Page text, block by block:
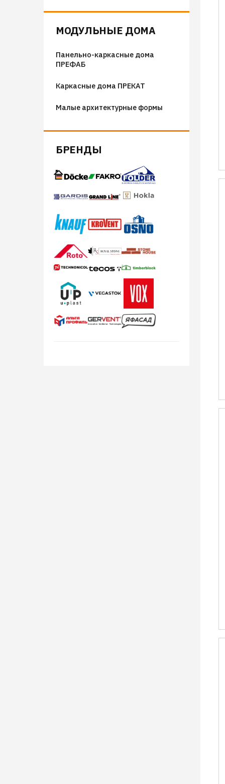
Адресные таблички, указатели,
декор
Козырьки на входные группы
МОДУЛЬНЫЕ ДОМА
Панельно-каркасные дома
ПРЕФАБ
Каркасные дома ПРЕКАТ
Малые архитектурные формы
БРЕНДЫ